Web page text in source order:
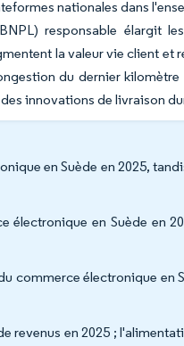
nationales dans
responsable élargit
la valeur vie client et
du dernier kilomètre
innovations de livraison
en Suède en 2025,
électronique en Suède en
commerce électronique en
revenus en 2025 ;